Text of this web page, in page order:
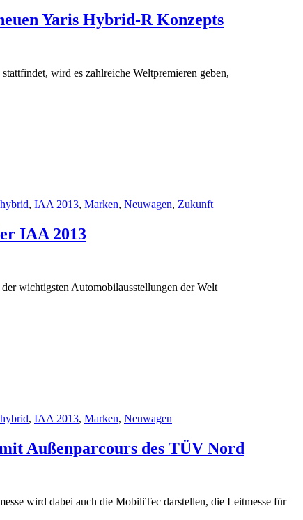
Yaris Hybrid-R Konzepts
wird es zahlreiche Weltpremieren geben,
hybrid, IAA 2013, Marken, Neuwagen, Zukunft
IAA 2013
wichtigsten Automobilausstellungen der Welt
hybrid, IAA 2013, Marken, Neuwagen
Außenparcours des TÜV Nord
wird dabei auch die MobiliTec darstellen, die Leitmesse für